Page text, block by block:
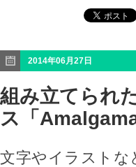
2014年06月27日
組み立てられ
ス「
文字やイラストな